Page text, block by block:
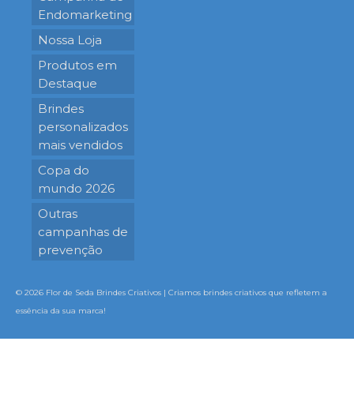
Endomarketing
Nossa Loja
Produtos em
Destaque
Brindes
personalizados
mais vendidos
Copa do
mundo 2026
Outras
campanhas de
prevenção
© 2026 Flor de Seda Brindes Criativos | Criamos brindes criativos que refletem a
essência da sua marca!